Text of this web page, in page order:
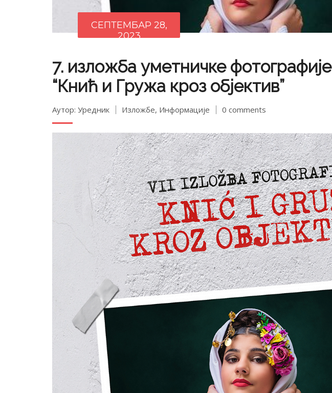
СЕПТЕМБАР 28,
2023
7. изложба уметничке фотографије
“Кнић и Гружа кроз објектив”
Аутор: Уредник Изложбе, Информације 0 comments